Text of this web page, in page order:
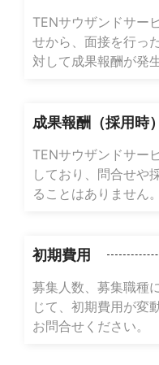
TENサウザンドサー
せから、面接を行っ
対して成果報酬が発
成果報酬（採用時）
TENサウザンドサー
しており、問合せや
ることはありません。
初期費用
募集人数、募集職種
じて、初期費用が変
お問合せください。